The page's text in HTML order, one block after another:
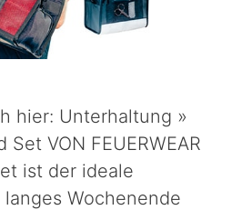
hier: Unterhaltung »
VON FEUERWEAR
ist der ideale
Wochenende